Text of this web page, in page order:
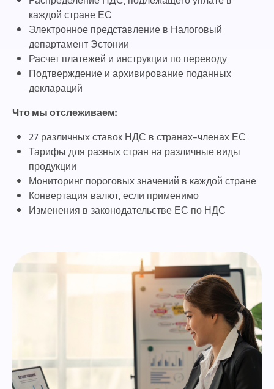
каждой стране ЕС
Электронное представление в Налоговый
департамент Эстонии
Расчет платежей и инструкции по переводу
Подтверждение и архивирование поданных
деклараций
Что мы отслеживаем:
27 различных ставок НДС в странах-членах ЕС
Тарифы для разных стран на различные виды
продукции
Мониторинг пороговых значений в каждой стране
Конвертация валют, если применимо
Изменения в законодательстве ЕС по НДС